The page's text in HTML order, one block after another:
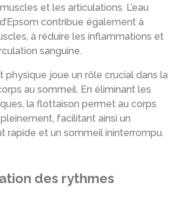
et les articulations. L’eau
contribue également à
à réduire les inflammations et
sanguine.
physique joue un rôle crucial dans la
au sommeil. En éliminant les
la flottaison permet au corps
facilitant ainsi un
rapide et un sommeil ininterrompu.
des rythmes